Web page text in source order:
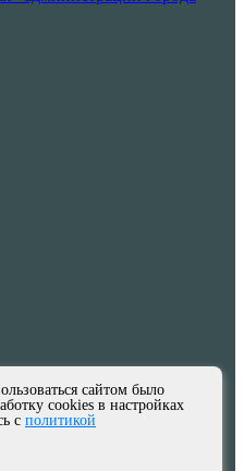
сайтом было
cookies в настройках
с политикой